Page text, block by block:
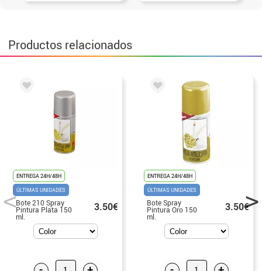
Productos relacionados
ENTREGA 24H/48H
ÚLTIMAS UNIDADES
Bote 210 Spray
Pintura Plata 150
ml.
3.50€
ENTREGA 24H/48H
ÚLTIMAS UNIDADES
Bote Spray
Pintura Oro 150
ml.
3.50€